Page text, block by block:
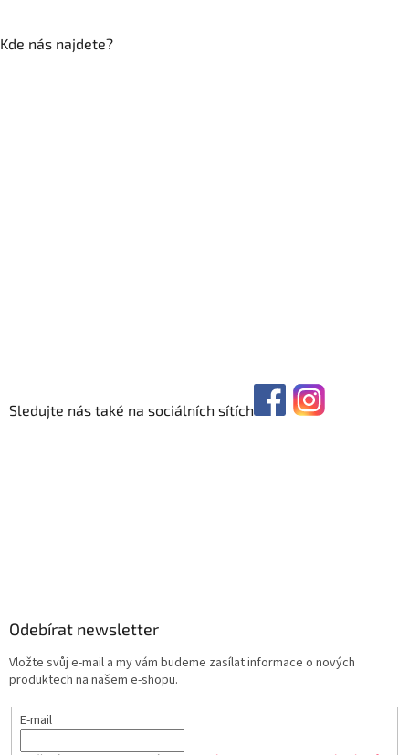
Kde nás najdete?
Sledujte nás také na sociálních sítích
Odebírat newsletter
Vložte svůj e-mail a my vám budeme zasílat informace o nových
produktech na našem e-shopu.
E-mail